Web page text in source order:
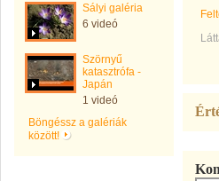
Sályi galéria
6 videó
Szörnyű
katasztrófa -
Japán
1 videó
Böngéssz a galériák
között!